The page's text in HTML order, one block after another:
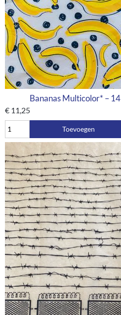
Bananas Multicolor* – 14
€ 11,25
Toevoegen